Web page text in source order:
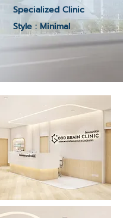
Specialized Clinic
Style : Minimal